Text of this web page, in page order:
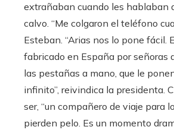
extrañaban cuando les hablaban
calvo. “Me colgaron el teléfono
Esteban. “Arias nos lo pone fácil.
fabricado en España por señoras
las pestañas a mano, que le
infinito”, reivindica la presidenta.
ser, “un compañero de viaje para
pierden pelo. Es un momento